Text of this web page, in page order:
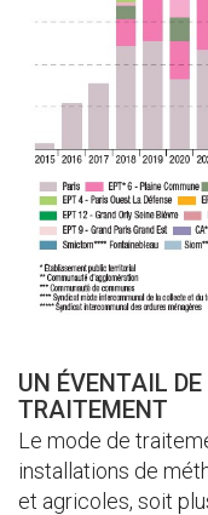
UN ÉVENTAIL
TRAITEMENT
Le mode de
installations de
et agricoles, soit